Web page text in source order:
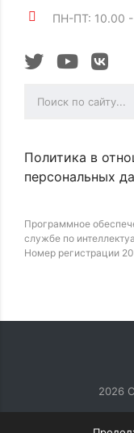
ПН-ПТ: 10.00
Политика в
персональных
Программное
службе по
Номер регистрации
2026